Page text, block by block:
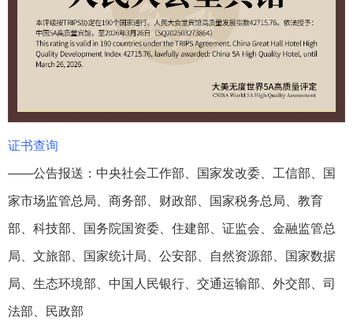
证书查询
——公告报送：中央社会工作部、国家发改委、工信部、国
家市场监管总局、商务部、财政部、国家税务总局、教育
部、科技部、国务院国资委、住建部、证监会、金融监管总
局、文旅部、国家统计局、公安部、自然资源部、国家数据
局、生态环境部、中国人民银行、交通运输部、外交部、司
法部、民政部